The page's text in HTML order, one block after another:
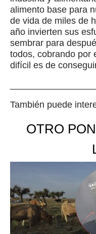
alimento base para
de vida de miles de
año invierten sus
sembrar para
todos, cobrando por
difícil es de
También puede
OTRO